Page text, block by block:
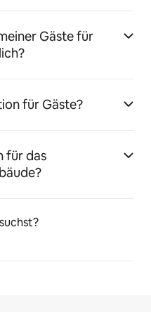
Gäste für
für Gäste?
für das